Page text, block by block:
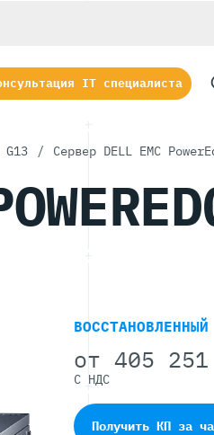
IT специалиста
G13 / Сервер DELL EMC
ВОССТАНОВЛЕННЫЙ
от 405
С НДС
Получить КП за